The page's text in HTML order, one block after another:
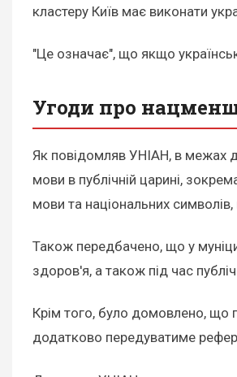
кластеру Київ має виконати
"Це означає", що якщо
Угоди про
Як повідомляв УНІАН, в межах
мови в публічній царині,
мови та національних
Також передбачено, що у
здоров'я, а також під час
Крім того, було домовлено, що
додатково передуватиме